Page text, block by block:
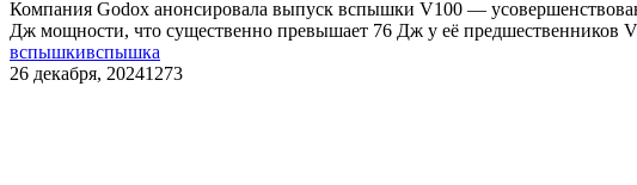
Компания Godox анонсировала выпуск вспышки V100 —
Дж мощности, что существенно превышает 76 Дж у её предшественников
вспышкивспышка
26 декабря, 20241273